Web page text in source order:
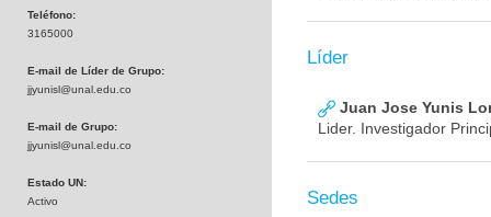
Teléfono:
3165000
E-mail de Líder de Grupo:
jjyunisl@unal.edu.co
E-mail de Grupo:
jjyunisl@unal.edu.co
Estado UN:
Activo
Líder
Juan Jose Yunis
Lider. Investigador
Sedes